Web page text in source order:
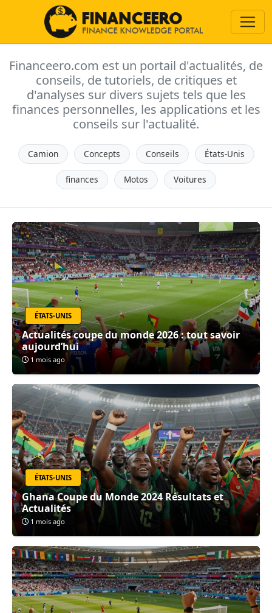
Financeero.com est un portail d'actualités, de
conseils, de tutoriels, de critiques et
d'analyses sur divers sujets tels que les
finances personnelles, les applications et les
conseils sur l'actualité.
Camion Concepts Conseils États-Unis
finances Motos Voitures
ÉTATS-UNIS
Actualités coupe du monde 2026 : tout savoir
aujourd’hui
1 mois ago
ÉTATS-UNIS
Ghana Coupe du Monde 2024 Résultats et
Actualités
1 mois ago